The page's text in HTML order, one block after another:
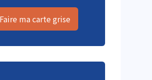
Faire ma carte grise